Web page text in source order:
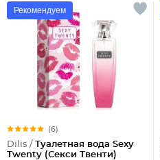
Рекомендуем
(6)
Dilis / Туалетная вода Sexy
Twenty (Секси Твенти)